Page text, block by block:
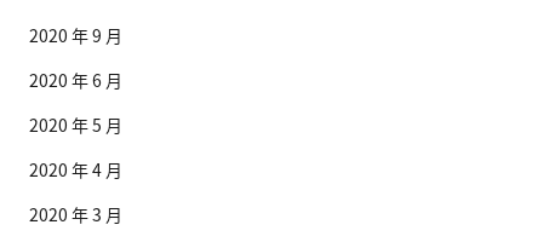
2020 年 9 月
2020 年 6 月
2020 年 5 月
2020 年 4 月
2020 年 3 月